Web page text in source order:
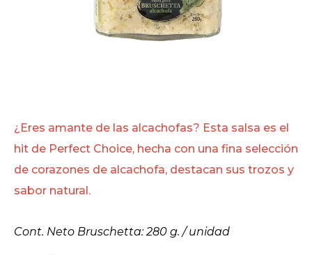
¿Eres amante de las alcachofas? Esta salsa es el
hit de Perfect Choice, hecha con una fina selección
de corazones de alcachofa, destacan sus trozos y
sabor natural.
Cont. Neto Bruschetta: 280 g. / unidad